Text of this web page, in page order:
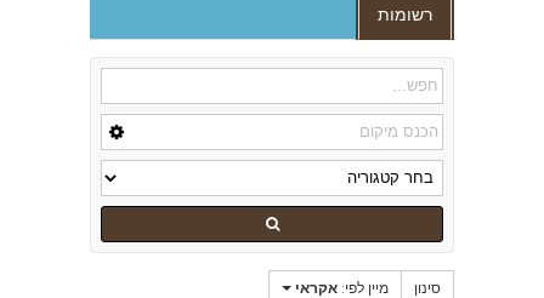
רשומות
סינון מיין לפי: אקראי